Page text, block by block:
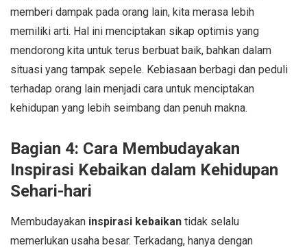
memberi dampak pada orang lain, kita merasa lebih
memiliki arti. Hal ini menciptakan sikap optimis yang
mendorong kita untuk terus berbuat baik, bahkan dalam
situasi yang tampak sepele. Kebiasaan berbagi dan peduli
terhadap orang lain menjadi cara untuk menciptakan
kehidupan yang lebih seimbang dan penuh makna.
Bagian 4: Cara Membudayakan
Inspirasi Kebaikan dalam Kehidupan
Sehari-hari
Membudayakan inspirasi kebaikan tidak selalu
memerlukan usaha besar. Terkadang, hanya dengan